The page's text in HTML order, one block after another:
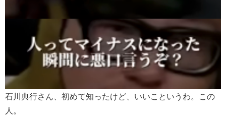
石川典行さん、初めて知ったけど、いいこというわ。この
人。